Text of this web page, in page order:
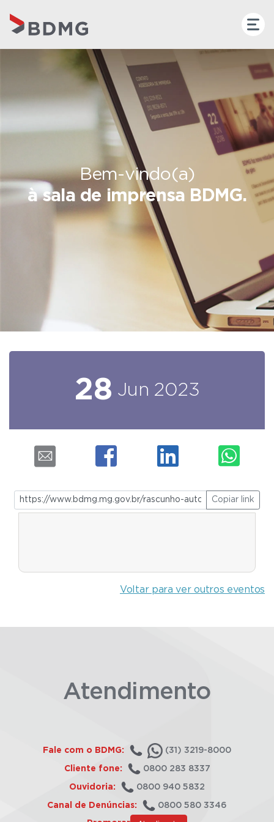
Bem-vindo(a)
à sala de imprensa BDMG.
28 Jun 2023
Copiar link
Voltar para ver outros eventos
Atendimento
Fale com o BDMG: (31) 3219-8000
Cliente fone: 0800 283 8337
Ouvidoria: 0800 940 5832
Canal de Denúncias: 0800 580 3346